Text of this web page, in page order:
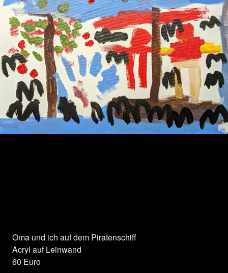
Oma und ich auf dem Piratenschiff
Acryl auf Leinwand
60 Euro
© 2017 Galerie St. Klara Regensburg
Home Impressum Datenschutz Anmelden
Herzlichen Dank für die Unterstützung: